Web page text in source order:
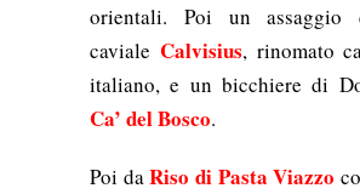
orientali. Poi un assaggio
caviale Calvisius, rinomato
italiano, e un bicchiere di
Ca’ del Bosco.
Poi daRiso di Pasta Viazzo